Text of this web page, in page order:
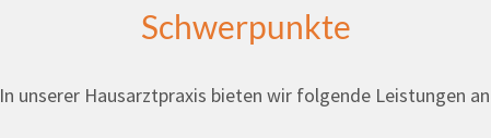
Schwerpunkte
In unserer Hausarztpraxis bieten wir folgende Leistungen